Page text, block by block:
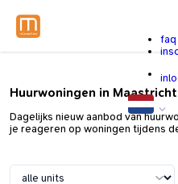
faq
Huurwoningen in
Dagelijks nieuw aanbod van
je reageren op woningen tijdens